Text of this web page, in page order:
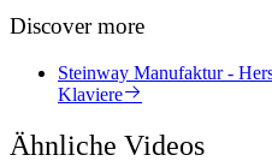
Discover more
Steinway Manufaktur -
Klaviere
Ähnliche Videos